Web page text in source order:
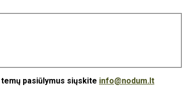
pasiūlymus siųskite info@nodum.lt